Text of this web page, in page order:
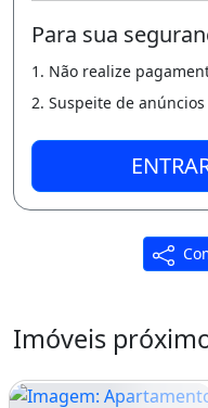
Para sua
1. Não realize
2. Suspeite de
Imóveis